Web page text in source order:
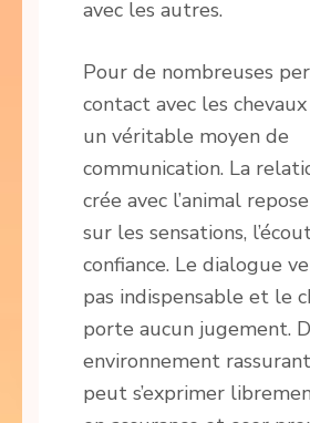
avec les autres.
Pour de nombreuses
contact avec les
un véritable moyen de
communication. La
crée avec l’animal
sur les sensations,
confiance. Le dialogue
pas indispensable et le
porte aucun jugement.
environnement
peut s’exprimer